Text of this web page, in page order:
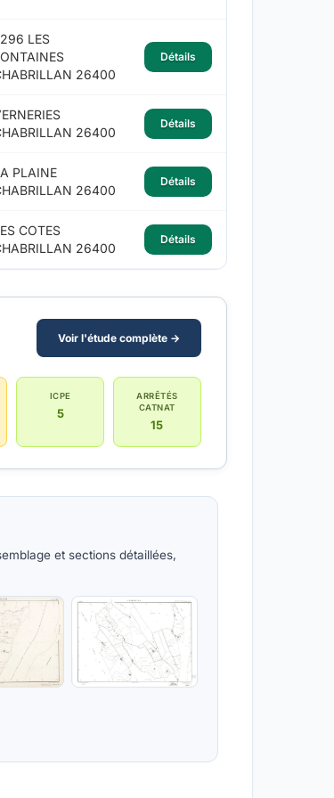
LES
26400
Détails
26400
Détails
PLAINE
26400
Détails
COTES
26400
Détails
Voir l'étude complète →
ICPE
5
ARRÊTÉS
CATNAT
15
et sections détaillées,